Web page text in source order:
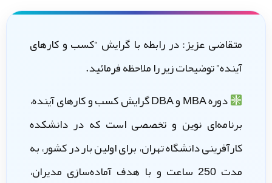
متقاضی عزیز: در رابطه با گرایش “کسب و کارهای
آینده” توضیحات زیر را ملاحظه فرمائید.
دوره MBA و DBA گرایش کسب و کارهای آینده،
برنامه‌ای نوین و تخصصی است که در دانشکده
کارآفرینی دانشگاه تهران، برای اولین بار در کشور، به
مدت 250 ساعت و با هدف آماده‌سازی مدیران،